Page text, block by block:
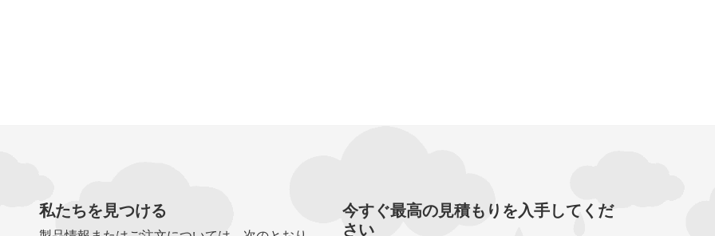
私たちを見つける
今すぐ最高の見積もりを入手してくだ
さい